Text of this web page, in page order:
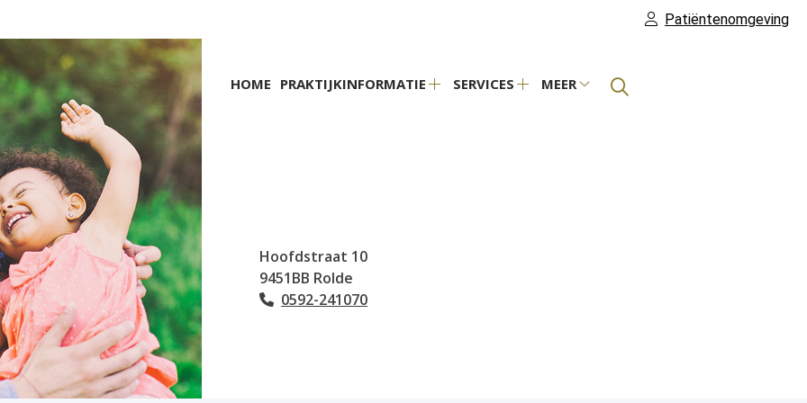
Patiëntenomgeving
Hoofdmenu
HOME PRAKTIJKINFORMATIE SERVICES MEER
Hoofdstraat 10
9451BB Rolde
Tel:
0592-241070